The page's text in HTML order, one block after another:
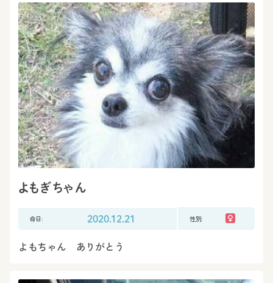
よもぎちゃん
命日: 2020.12.21 性別:
よもちゃん ありがとう